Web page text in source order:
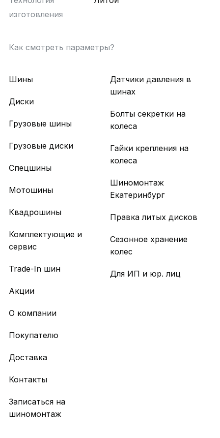
изготовления
Как смотреть параметры?
Шины
Диски
Грузовые шины
Грузовые диски
Спецшины
Мотошины
Квадрошины
Комплектующие и
сервис
Trade-In шин
Акции
Датчики давления в
шинах
Болты секретки на
колеса
Гайки крепления на
колеса
Шиномонтаж
Екатеринбург
Правка литых дисков
Сезонное хранение
колес
Для ИП и юр. лиц
О компании
Покупателю
Доставка
Контакты
Записаться на
шиномонтаж